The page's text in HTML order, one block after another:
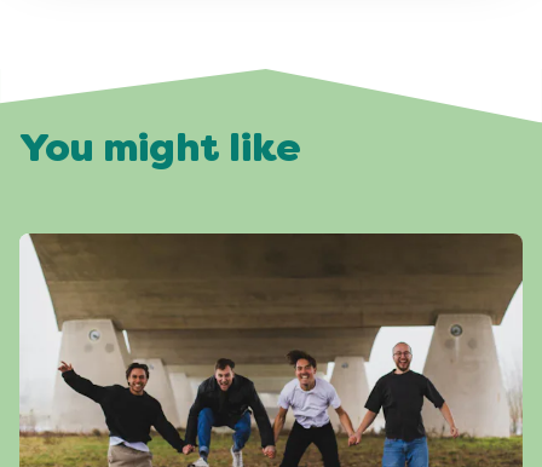
You might like